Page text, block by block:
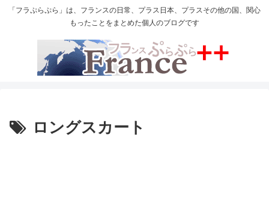
「フラぷらぷら」は、フランスの日常、プラス日本、プラスその他の国、関心
もったことをまとめた個人のブログです
ロングスカート